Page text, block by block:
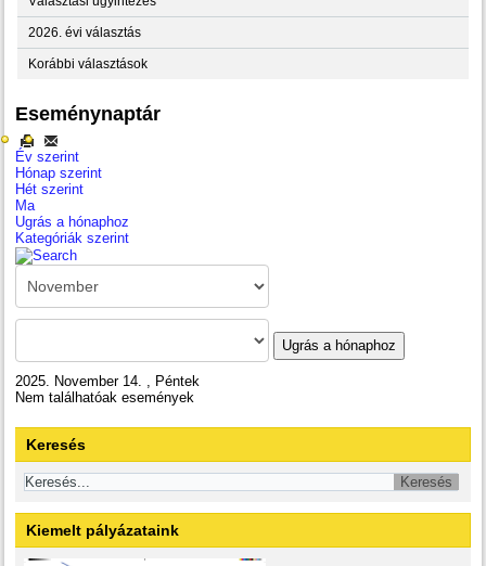
2026. évi választás
Korábbi választások
Eseménynaptár
Év szerint
Hónap szerint
Hét szerint
Ma
Ugrás a hónaphoz
Kategóriák szerint
Ugrás a hónaphoz
2025. November 14. , Péntek
Nem találhatóak események
Keresés
Kiemelt pályázataink